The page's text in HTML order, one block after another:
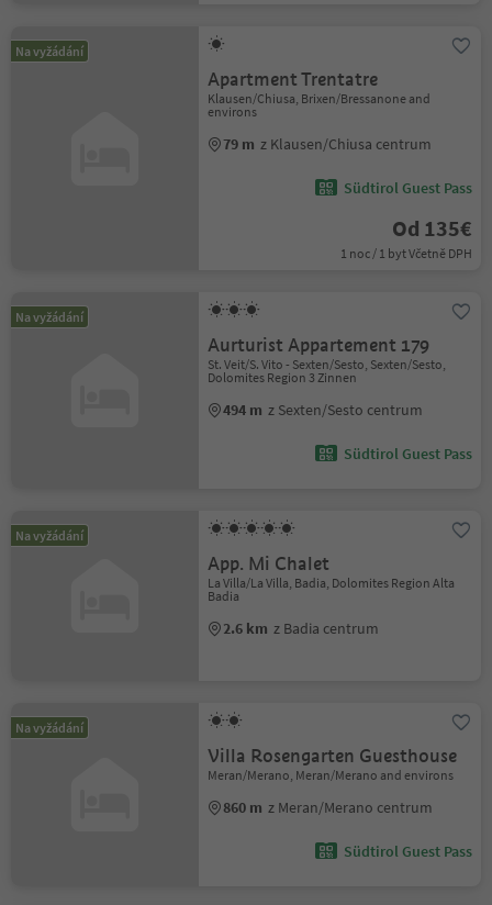
Na vyžádání
Apartment Trentatre
Klausen/Chiusa, Brixen/Bressanone and
environs
79 m z Klausen/Chiusa centrum
Südtirol Guest Pass
Od 135€
1 noc / 1 byt Včetně DPH
Na vyžádání
Aurturist Appartement 179
St. Veit/S. Vito - Sexten/Sesto, Sexten/Sesto,
Dolomites Region 3 Zinnen
494 m z Sexten/Sesto centrum
Südtirol Guest Pass
Na vyžádání
App. Mi Chalet
La Villa/La Villa, Badia, Dolomites Region Alta
Badia
2.6 km z Badia centrum
Na vyžádání
Villa Rosengarten Guesthouse
Meran/Merano, Meran/Merano and environs
860 m z Meran/Merano centrum
Südtirol Guest Pass